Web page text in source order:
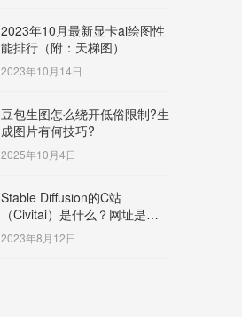
2023年10月最新显卡ai绘图性
能排行（附：天梯图）
2023年10月14日
豆包生图怎么绕开低俗限制?生
成图片有何技巧?
2025年10月4日
Stable Diffusion的C站
（Civitai）是什么？网址是多
少？
2023年8月12日